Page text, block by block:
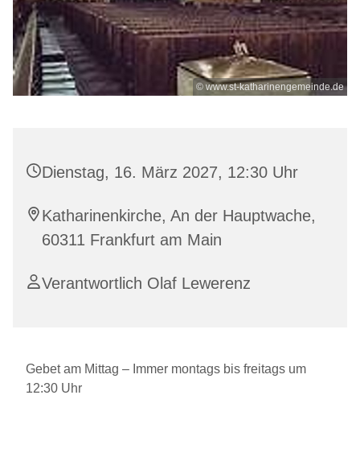
© www.st-katharinengemeinde.de
Dienstag, 16. März 2027, 12:30 Uhr
Katharinenkirche, An der Hauptwache,
60311 Frankfurt am Main
Verantwortlich Olaf Lewerenz
Gebet am Mittag – Immer montags bis freitags um
12:30 Uhr